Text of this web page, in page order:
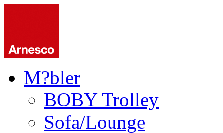
M?bler
BOBY Trolley
Sofa/Lounge